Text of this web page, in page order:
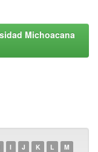
Michoacana
I J K L
M